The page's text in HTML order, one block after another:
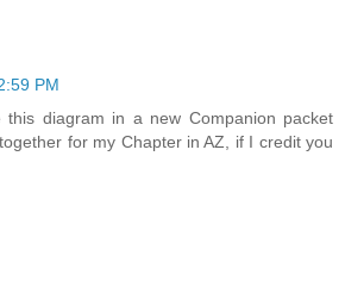
PM
diagram in a new Companion packet
for my Chapter in AZ, if I credit you